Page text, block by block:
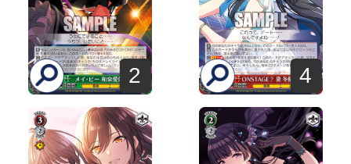
2 4